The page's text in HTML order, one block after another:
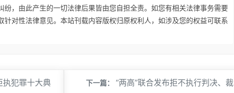
纷，由此产生的一切法律后果皆由您自担全责。如您有相关法律事务需要
针对性法律意见。本站刊载内容版权归原权利人，如涉及您的权益可联系
执犯罪十大典
下一篇：
“两高”联合发布拒不执行判决、裁